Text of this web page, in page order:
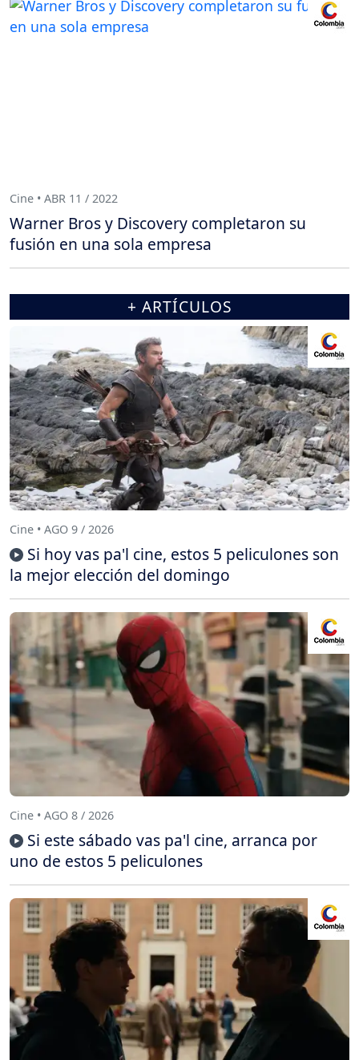
Cine • ABR 11 / 2022
Warner Bros y Discovery completaron su
fusión en una sola empresa
+ ARTÍCULOS
Cine • AGO 9 / 2026
Si hoy vas pa'l cine, estos 5 peliculones son
la mejor elección del domingo
Cine • AGO 8 / 2026
Si este sábado vas pa'l cine, arranca por
uno de estos 5 peliculones